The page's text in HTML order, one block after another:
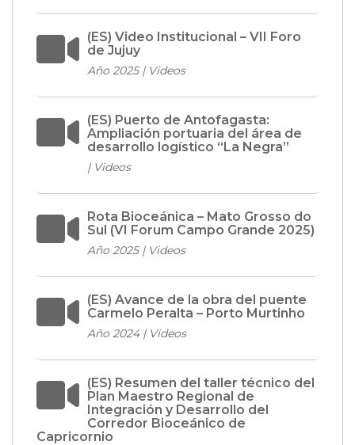
(ES) Video Institucional – VII Foro
de Jujuy
Año 2025 | Videos
(ES) Puerto de Antofagasta:
Ampliación portuaria del área de
desarrollo logístico “La Negra”
| Videos
Rota Bioceánica – Mato Grosso do
Sul (VI Forum Campo Grande 2025)
Año 2025 | Videos
(ES) Avance de la obra del puente
Carmelo Peralta – Porto Murtinho
Año 2024 | Videos
(ES) Resumen del taller técnico del
Plan Maestro Regional de
Integración y Desarrollo del
Corredor Bioceánico de
Capricornio